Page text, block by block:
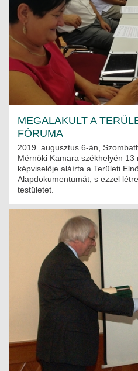
MEGALAKULT A
FÓRUMA
2019. augusztus 6-án,
Mérnöki Kamara székhelyén
képviselője aláírta a Területi
Alapdokumentumát, s ezzel
testületet.